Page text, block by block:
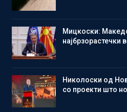
Мицкоски:
најбрзорастечки
Николоски од
со проекти што